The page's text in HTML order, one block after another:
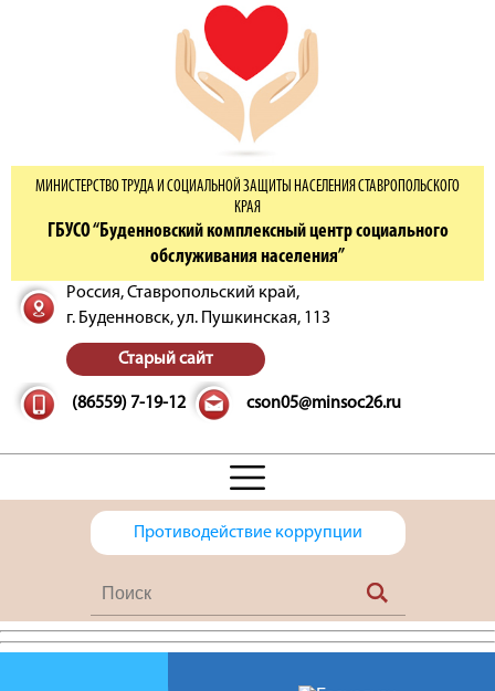
МИНИСТЕРСТВО ТРУДА И СОЦИАЛЬНОЙ ЗАЩИТЫ НАСЕЛЕНИЯ СТАВРОПОЛЬСКОГО
КРАЯ
ГБУСО “Буденновский комплексный центр социального
обслуживания населения”
Россия, Ставропольский край,
г. Буденновск,ул. Пушкинская, 113
Старый сайт
(86559) 7-19-12 cson05@minsoc26.ru
Противодействие коррупции